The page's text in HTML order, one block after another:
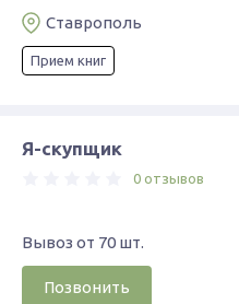
Ставрополь
Прием книг
Я-скупщик
0 отзывов
Вывоз от 70 шт.
Позвонить